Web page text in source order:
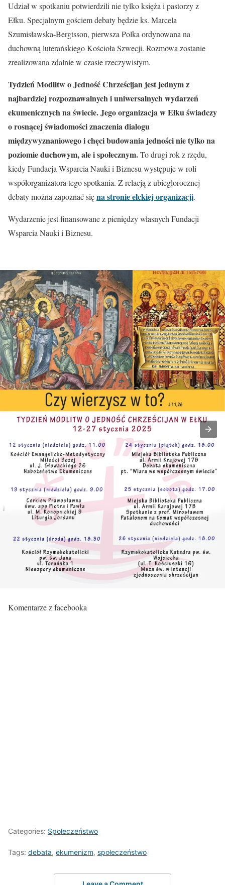
Udział w spotkaniu potwierdzili nie tylko księża i pastorzy z
Ełku. Specjalnym gościem debaty będzie ks. Marcela
Szumisławska-Bergtsson, pierwsza Polka ordynowana na
duchowną luterańskiego Kościoła Szwecji. Rozmowa zostanie
zrealizowana zdalnie w czasie rzeczywistym.
Tydzień Modlitw o Jedność Chrześcijan jest jednym z
najbardziej rozpoznawalnych i uniwersalnych wydarzeń
ekumenicznych na świecie. Jego organizacja w Ełku świadczy
o rosnącej świadomości znaczenia dialogu
międzywyznaniowego i chęci budowania jedności nie tylko na
poziomie duchowym, ale i społecznym.To drugi rok z rzędu,
kiedy Fundacja Wsparcia Nauki i Biznesu występuje w roli
współorganizatora tego spotkania. Z relacją z ubiegłorocznej
debaty można zapoznać sięna stronie ełckiej organizacji.
Wydarzenie jest finansowane z pieniędzy własnych Fundacji
Wsparcia Nauki i Biznesu.
Komentarze z facebooka
Categories: Społeczeństwo
Tags: debata, ekumenizm, społeczeństwo